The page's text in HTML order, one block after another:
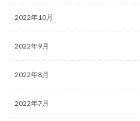
2022年10月
2022年9月
2022年8月
2022年7月